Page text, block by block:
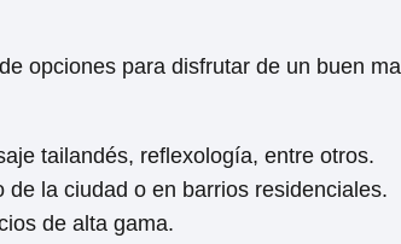
opciones para disfrutar de un buen
tailandés, reflexología, entre otros.
la ciudad o en barrios residenciales.
de alta gama.